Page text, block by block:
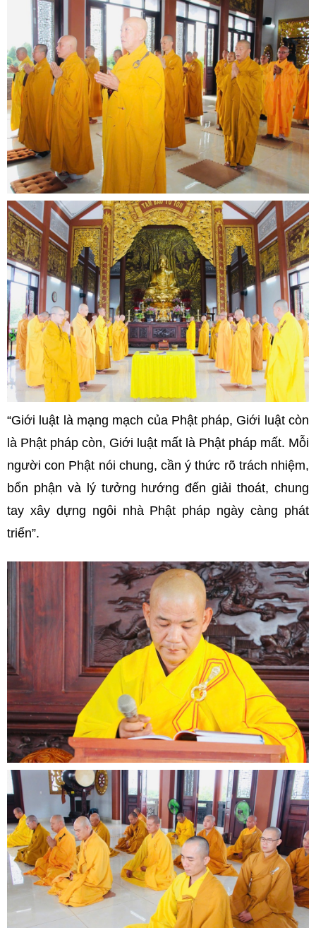
“Giới luật là mạng mạch của Phật pháp, Giới luật còn
là Phật pháp còn, Giới luật mất là Phật pháp mất. Mỗi
người con Phật nói chung, cần ý thức rõ trách nhiệm,
bổn phận và lý tưởng hướng đến giải thoát, chung
tay xây dựng ngôi nhà Phật pháp ngày càng phát
triển”.